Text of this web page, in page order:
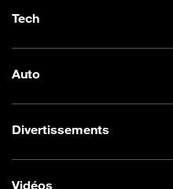
Tech
Auto
Divertissements
Vidéos